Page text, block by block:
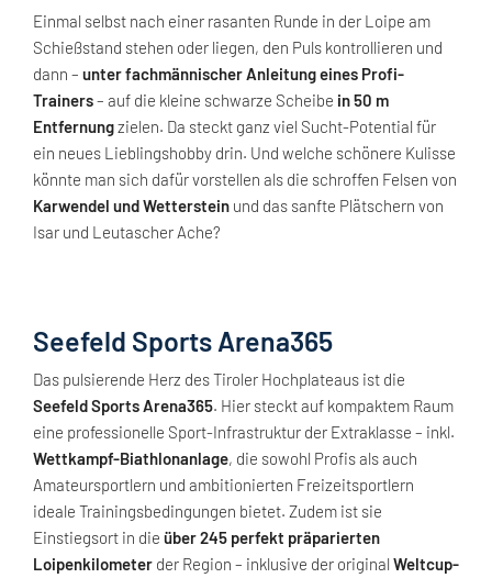
Einmal selbst nach einer rasanten Runde in der Loipe am
Schießstand stehen oder liegen, den Puls kontrollieren und
dann – unter fachmännischer Anleitung eines Profi-
Trainers– auf die kleine schwarze Scheibe in 50 m
Entfernungzielen. Da steckt ganz viel Sucht-Potential für
ein neues Lieblingshobby drin. Und welche schönere Kulisse
könnte man sich dafür vorstellen als die schroffen Felsen von
Karwendel und Wetterstein und das sanfte Plätschern von
Isar und Leutascher Ache?
Seefeld Sports Arena365
Das pulsierende Herz des Tiroler Hochplateaus ist die
Seefeld Sports Arena365. Hier steckt auf kompaktem Raum
eine professionelle Sport-Infrastruktur der Extraklasse – inkl.
Wettkampf-Biathlonanlage, die sowohl Profis als auch
Amateursportlern und ambitionierten Freizeitsportlern
ideale Trainingsbedingungen bietet. Zudem ist sie
Einstiegsort in die über 245 perfekt präparierten
Loipenkilometer der Region – inklusive der original Weltcup-